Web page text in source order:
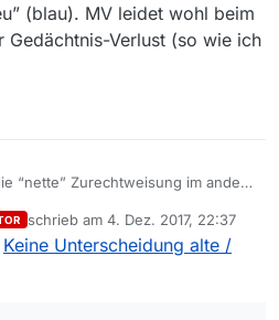
(blau). MV leidet wohl beim
Gedächtnis-Verlust (so wie ich
“nette” Zurechtweisung im andern
nicht mehr erinnerte schon mal
Und warum es keinen
“nur Neue” selektiert. Und
das nicht auf (wobei ich nicht
schrieb am 4. Dez. 2017, 22:37
zuletzt editiert von
Keine Unterscheidung alte /